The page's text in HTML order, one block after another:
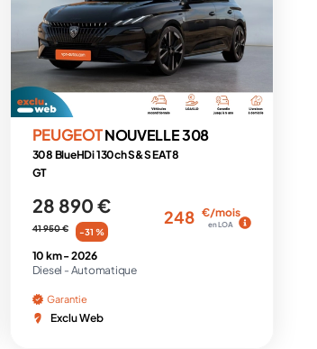
PEUGEOTNOUVELLE 308
308 BlueHDi 130ch S&S EAT8
GT
28 890 €
41 950 € -31 %
248 €/mois
en LOA
10 km -2026
Diesel - Automatique
Garantie
Exclu Web